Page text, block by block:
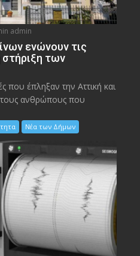
admin
ενώνουν τις
στήριξη των
που έπληξαν την Αττική και
ανθρώπους που
Νέα των Δήμων